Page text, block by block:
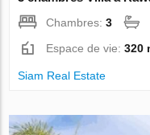
Chambres:3
Espace de vie:320
Siam Real Estate